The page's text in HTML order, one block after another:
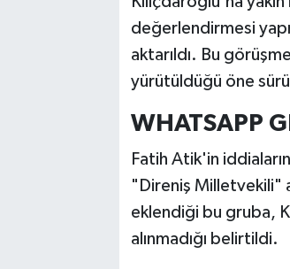
değerlendirmesi
aktarıldı. Bu
yürütüldüğü öne
WHATSAPP
Fatih Atik'in
"Direniş Milletvekili"
eklendiği bu gruba,
alınmadığı belirtildi.